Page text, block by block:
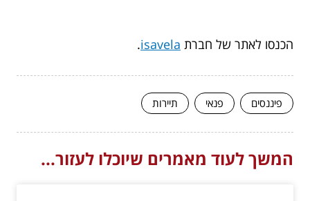
הכנסו לאתר של חברת isavela
.
פיננסים פנאי תיירות
המשך לעוד מאמרים שיוכלו לעזור...